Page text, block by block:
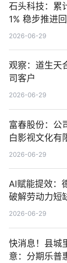
石头科技：累
1% 稳步推进
信心 新动态
2026-06-29
观察：道生天
司客户
2026-06-29
富春股份：公
白影视文化有
声之双生谜局
2026-06-29
AI赋能提效：
破解劳动力短
2026-06-29
快消息！县城
意：分期乐普